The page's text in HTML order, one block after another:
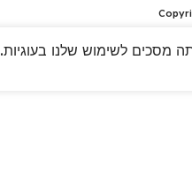
מסכים לשימוש שלנו בעוגיות.